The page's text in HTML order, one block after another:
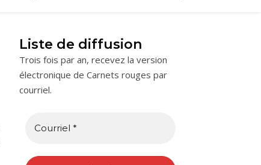
Liste de diffusion
Trois fois par an, recevez la version
électronique de Carnets rouges par
courriel.